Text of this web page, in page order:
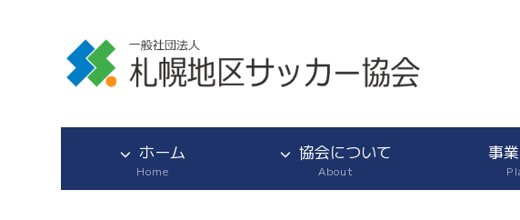
ホーム
Home
協会について
About
事